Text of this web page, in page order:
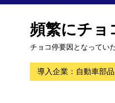
頻繁にチョ
チョコ停要因となってい
導入企業：自動車部品